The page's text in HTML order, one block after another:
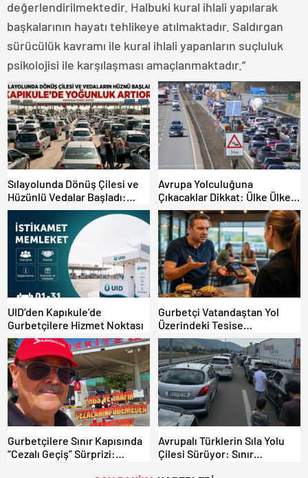
değerlendirilmektedir. Halbuki kural ihlali yapılarak
başkalarının hayatı tehlikeye atılmaktadır. Saldırgan
sürücülük kavramı ile kural ihlali yapanların suçluluk
psikolojisi ile karşılaşması amaçlanmaktadır.”
Sılayolunda Dönüş Çilesi ve
Hüzünlü Vedalar Başladı:
Kapıkule’de Yoğunluk Artıyor!
Avrupa Yolculuğuna
Çıkacaklar Dikkat: Ülke Ülke
Güncel Trafik Kuralları,
Avrupa Otoyol Hız Limitleri
UID’den Kapıkule’de
Gurbetçilere Hizmet Noktası
Gurbetçi Vatandaştan Yol
Üzerindeki Tesise
Dolandırıcılık İddiası:
“Hesabınızı Mutlaka Kontrol
Edin”
Gurbetçilere Sınır Kapısında
“Cezalı Geçiş” Sürprizi:
Avrupalı Türklerin Sıla Yolu
Çilesi Sürüyor: Sınır